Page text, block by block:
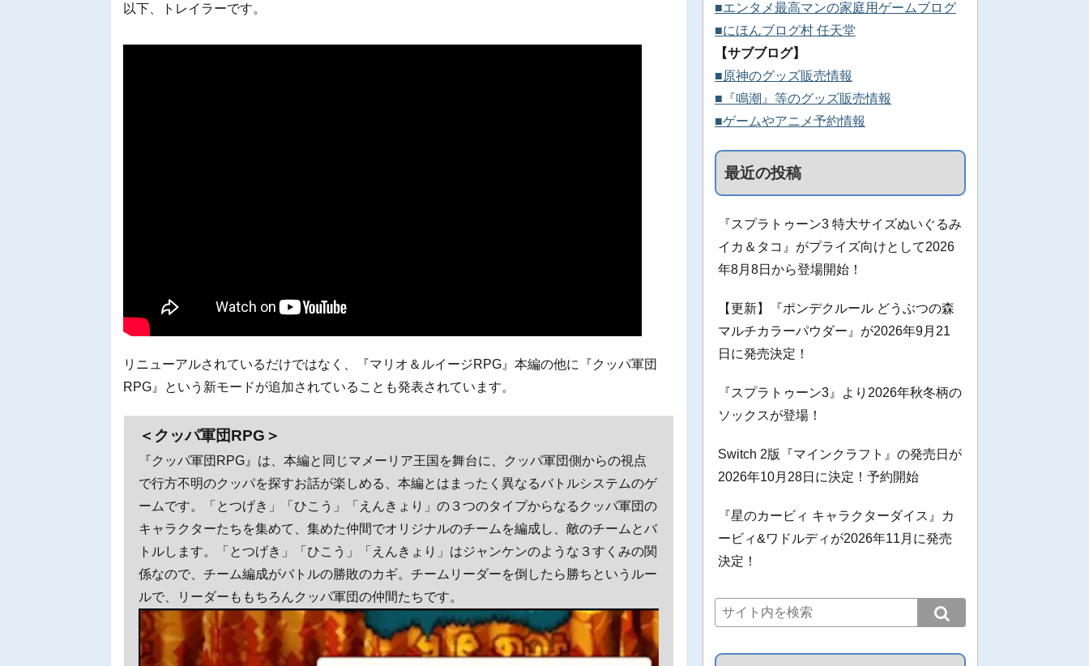
以下、トレイラーです。
リニューアルされているだけではなく、『マリオ＆ルイージRPG』本編の他に『クッパ軍団
RPG』という新モードが追加されていることも発表されています。
＜クッパ軍団RPG＞
『クッパ軍団RPG』は、本編と同じマメーリア王国を舞台に、クッパ軍団側からの視点
で行方不明のクッパを探すお話が楽しめる、本編とはまったく異なるバトルシステムのゲ
ームです。「とつげき」「ひこう」「えんきょり」の３つのタイプからなるクッパ軍団の
キャラクターたちを集めて、集めた仲間でオリジナルのチームを編成し、敵のチームとバ
トルします。「とつげき」「ひこう」「えんきょり」はジャンケンのような３すくみの関
係なので、チーム編成がバトルの勝敗のカギ。チームリーダーを倒したら勝ちというルー
ルで、リーダーももちろんクッパ軍団の仲間たちです。
■エンタメ最高マンの家庭用ゲームブログ
■にほんブログ村 任天堂
【サブブログ】
■原神のグッズ販売情報
■『鳴潮』等のグッズ販売情報
■ゲームやアニメ予約情報
最近の投稿
『スプラトゥーン3 特大サイズぬいぐるみ
イカ＆タコ』がプライズ向けとして2026
年8月8日から登場開始！
【更新】『ポンデクルール どうぶつの森
マルチカラーパウダー』が2026年9月21
日に発売決定！
『スプラトゥーン3』より2026年秋冬柄の
ソックスが登場！
Switch 2版『マインクラフト』の発売日が
2026年10月28日に決定！予約開始
『星のカービィ キャラクターダイス』カ
ービィ&ワドルディが2026年11月に発売
決定！